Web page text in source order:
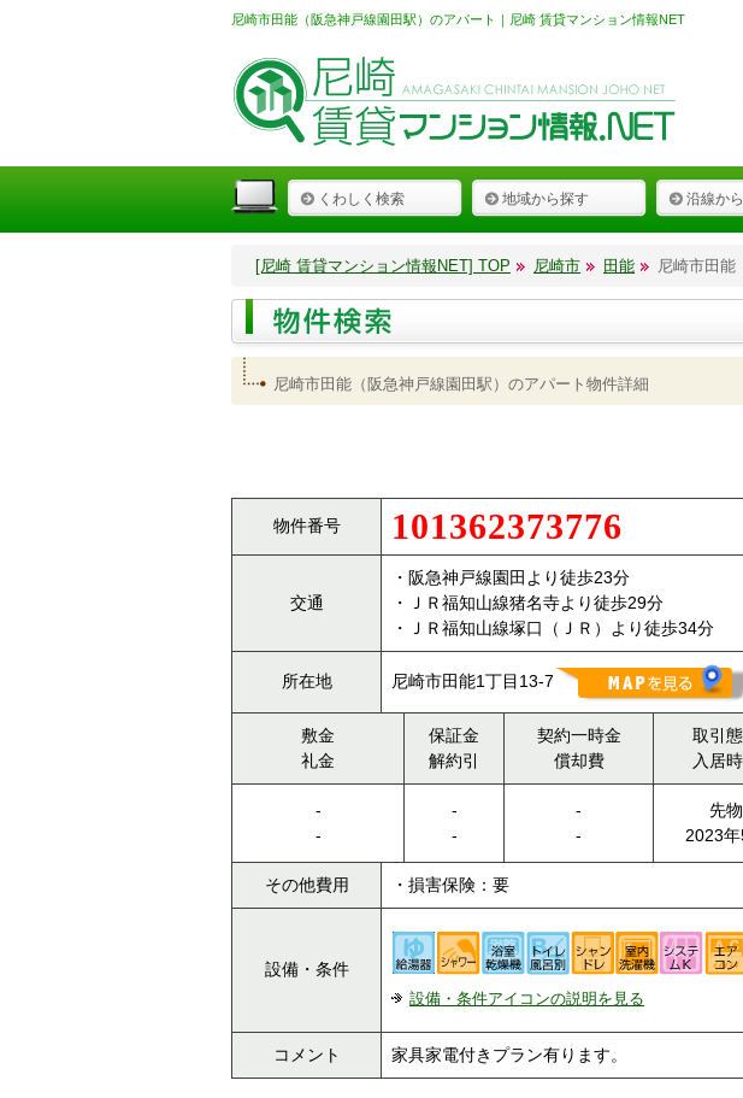
尼崎市田能（阪急神戸線園田駅）のアパート｜尼崎 賃貸マンション情報NET
くわしく検索 地域から探す 沿線か
[尼崎 賃貸マンション情報NET] TOP 尼崎市 田能 尼崎市田能
尼崎市田能（阪急神戸線園田駅）のアパート物件詳細
物件番号 101362373776
交通
・阪急神戸線園田より徒歩23分
・ＪＲ福知山線猪名寺より徒歩29分
・ＪＲ福知山線塚口（ＪＲ）より徒歩34分
所在地 尼崎市田能1丁目13-7
敷金
礼金
保証金
解約引
契約一時金
償却費
取引
入居
-
-
-
-
-
-
先物
2023年
その他費用 ・損害保険：要
設備・条件
設備・条件アイコンの説明を見る
コメント 家具家電付きプラン有ります。